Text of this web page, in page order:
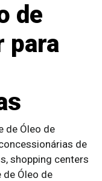
de
para
de Óleo de
de
shopping centers
de Óleo de